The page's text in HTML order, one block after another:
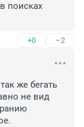
поисках
+0 –2
же бегать
не вид